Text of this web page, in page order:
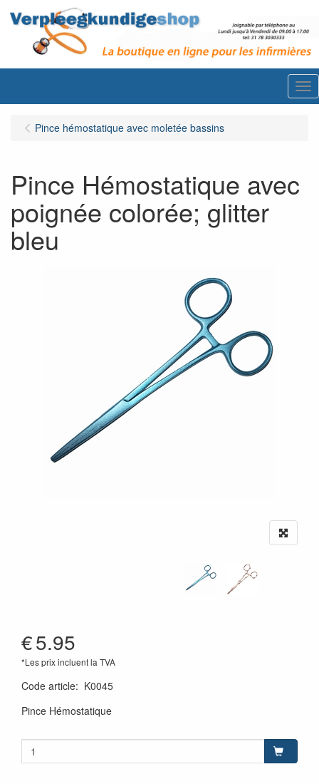
Pince hémostatique avec moletée bassins
Pince Hémostatique avec
poignée colorée; glitter
bleu
€5.95
*Les prix incluent la TVA
Code article: K0045
Pince Hémostatique